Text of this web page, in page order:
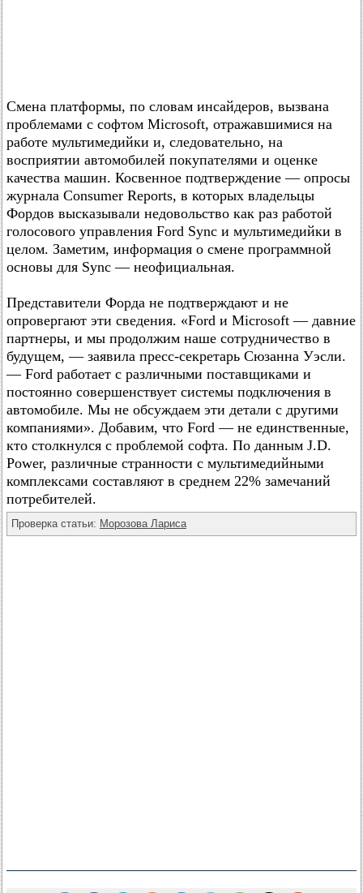
Смена платформы, по словам инсайдеров, вызвана
проблемами с софтом Microsoft, отражавшимися на
работе мультимедийки и, следовательно, на
восприятии автомобилей покупателями и оценке
качества машин. Косвенное подтверждение — опросы
журнала Consumer Reports, в которых владельцы
Фордов высказывали недовольство как раз работой
голосового управления Ford Sync и мультимедийки в
целом. Заметим, информация о смене программной
основы для Sync — неофициальная.
Представители Форда не подтверждают и не
опровергают эти сведения. «Ford и Microsoft — давние
партнеры, и мы продолжим наше сотрудничество в
будущем, — заявила пресс-секретарь Сюзанна Уэсли.
— Ford работает с различными поставщиками и
постоянно совершенствует системы подключения в
автомобиле. Мы не обсуждаем эти детали с другими
компаниями». Добавим, что Ford — не единственные,
кто столкнулся с проблемой софта. По данным J.D.
Power, различные странности с мультимедийными
комплексами составляют в среднем 22% замечаний
потребителей.
Проверка статьи: Морозова Лариса